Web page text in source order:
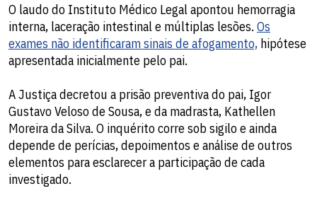
O laudo do Instituto Médico Legal apontou hemorragia
interna, laceração intestinal e múltiplas lesões. Os
exames não identificaram sinais de afogamento, hipótese
apresentada inicialmente pelo pai.
A Justiça decretou a prisão preventiva do pai, Igor
Gustavo Veloso de Sousa, e da madrasta, Kathellen
Moreira da Silva. O inquérito corre sob sigilo e ainda
depende de perícias, depoimentos e análise de outros
elementos para esclarecer a participação de cada
investigado.